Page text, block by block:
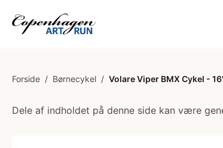
Forside / Børnecykel / Volare Viper BMX Cykel -
Dele af indholdet på denne side kan være